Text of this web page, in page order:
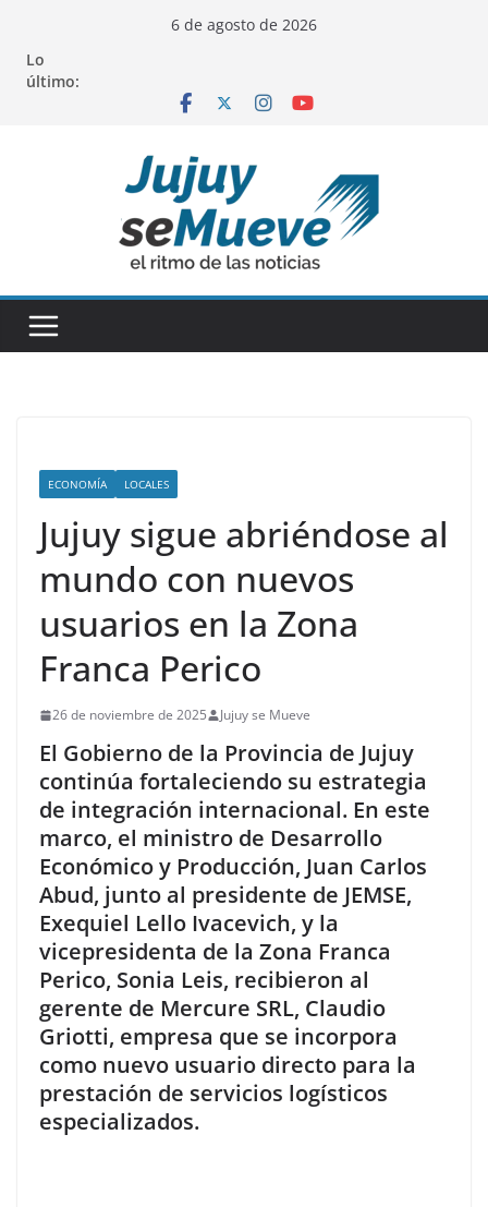
contenido
6 de agosto de 2026
Lo
último:
ECONOMÍA LOCALES
Jujuy sigue abriéndose al
mundo con nuevos
usuarios en la Zona
Franca Perico
26 de noviembre de 2025 Jujuy se Mueve
El Gobierno de la Provincia de Jujuy
continúa fortaleciendo su estrategia
de integración internacional. En este
marco, el ministro de Desarrollo
Económico y Producción, Juan Carlos
Abud, junto al presidente de JEMSE,
Exequiel Lello Ivacevich, y la
vicepresidenta de la Zona Franca
Perico, Sonia Leis, recibieron al
gerente de Mercure SRL, Claudio
Griotti, empresa que se incorpora
como nuevo usuario directo para la
prestación de servicios logísticos
especializados.